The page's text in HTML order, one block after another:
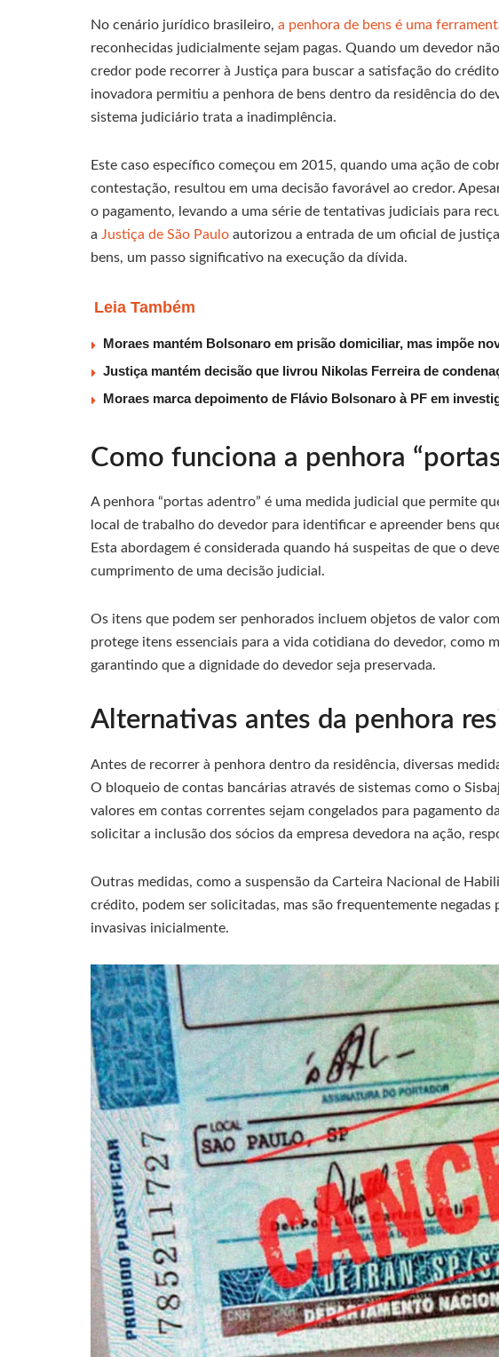
No cenário jurídico brasileiro, a penhora de bens é uma
reconhecidas judicialmente sejam pagas. Quando um devedor
credor pode recorrer à Justiça para buscar a satisfação do
inovadora permitiu a penhora de bens dentro da residência do
sistema judiciário trata a inadimplência.
Este caso específico começou em 2015, quando uma ação de
contestação, resultou em uma decisão favorável ao credor.
o pagamento, levando a uma série de tentativas judiciais para
a Justiça de São Paulo autorizou a entrada de um oficial de
bens, um passo significativo na execução da dívida.
Leia Também
Moraes mantém Bolsonaro em prisão domiciliar, mas impõe
Justiça mantém decisão que livrou Nikolas Ferreira de
Moraes marca depoimento de Flávio Bolsonaro à PF em
Como funciona a penhora
A penhora “portas adentro” é uma medida judicial que permite
local de trabalho do devedor para identificar e apreender bens
Esta abordagem é considerada quando há suspeitas de que o
cumprimento de uma decisão judicial.
Os itens que podem ser penhorados incluem objetos de valor
protege itens essenciais para a vida cotidiana do devedor, como
garantindo que a dignidade do devedor seja preservada.
Alternativas antes da penhora
Antes de recorrer à penhora dentro da residência, diversas
O bloqueio de contas bancárias através de sistemas como o
valores em contas correntes sejam congelados para pagamento
solicitar a inclusão dos sócios da empresa devedora na ação,
Outras medidas, como a suspensão da Carteira Nacional de
crédito, podem ser solicitadas, mas são frequentemente negadas
invasivas inicialmente.